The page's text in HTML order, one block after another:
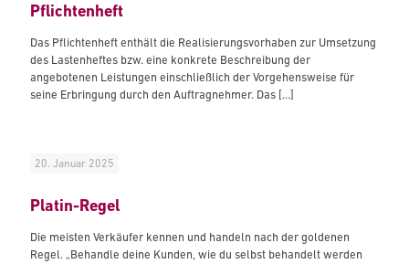
Pflichtenheft
Das Pflichtenheft enthält die Realisierungsvorhaben zur Umsetzung
des Lastenheftes bzw. eine konkrete Beschreibung der
angebotenen Leistungen einschließlich der Vorgehensweise für
seine Erbringung durch den Auftragnehmer. Das […]
20. Januar 2025
Platin-Regel
Die meisten Verkäufer kennen und handeln nach der goldenen
Regel. „Behandle deine Kunden, wie du selbst behandelt werden